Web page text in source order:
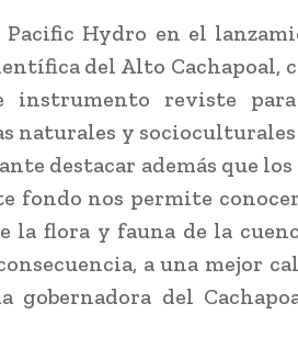
Pacific Hydro en el
del Alto Cachapoal,
instrumento reviste
naturales y
destacar además que
fondo nos permite
la flora y fauna de la
a una mejor
gobernadora del